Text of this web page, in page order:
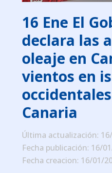
16 Ene El
declara las
oleaje en
vientos en
Canaria
Última actualización:
Fecha publicación: 16/
Fecha creacion: 16/01/